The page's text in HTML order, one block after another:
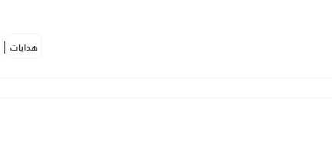
| هدايات